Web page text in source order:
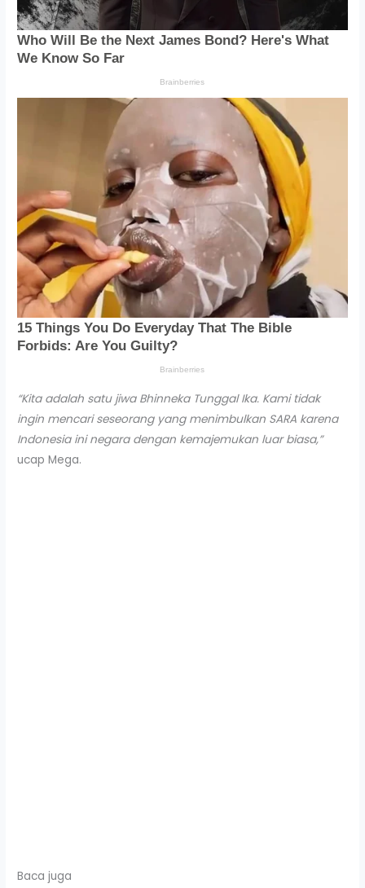
“Kita adalah satu jiwa Bhinneka Tunggal Ika. Kami tidak
ingin mencari seseorang yang menimbulkan SARA karena
Indonesia ini negara dengan kemajemukan luar biasa,”
ucap Mega.
Baca juga